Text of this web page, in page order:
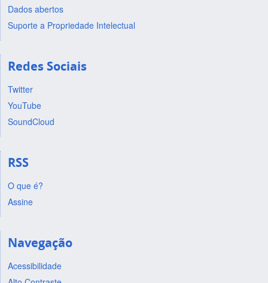
Dados abertos
Suporte a Propriedade Intelectual
Redes Sociais
Twitter
YouTube
SoundCloud
RSS
O que é?
Assine
Navegação
Acessibilidade